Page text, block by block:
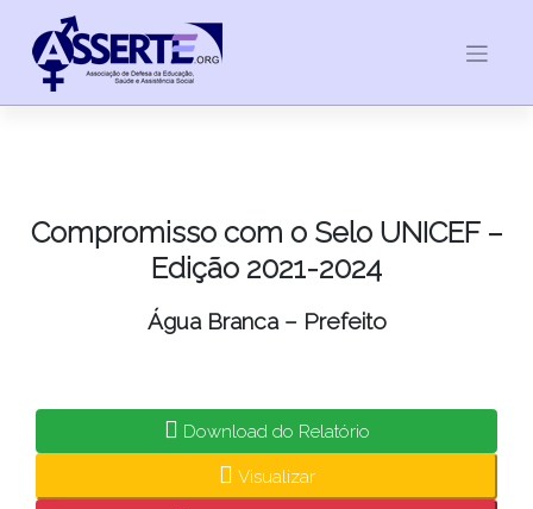
content
Compromisso com o Selo UNICEF –
Edição 2021-2024
Água Branca – Prefeito
Download do Relatório
Visualizar